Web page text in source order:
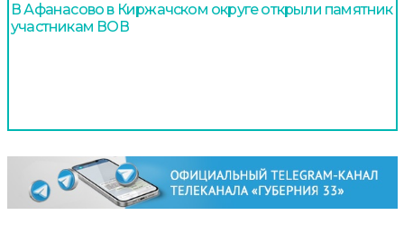
В Афанасово в Киржачском округе открыли памятник
участникам ВОВ